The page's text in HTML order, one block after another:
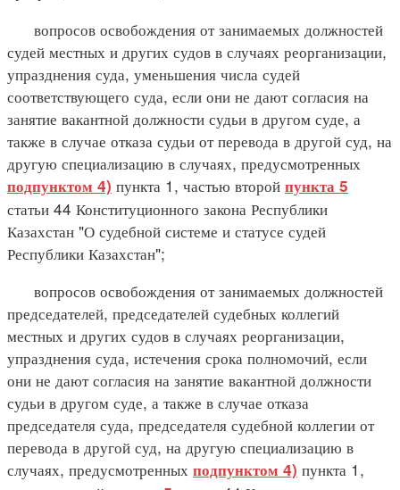
вопросов освобождения от занимаемых должностей
судей местных и других судов в случаях реорганизации,
упразднения суда, уменьшения числа судей
соответствующего суда, если они не дают согласия на
занятие вакантной должности судьи в другом суде, а
также в случае отказа судьи от перевода в другой суд, на
другую специализацию в случаях, предусмотренных
подпунктом 4) пункта 1, частью второй пункта 5
статьи 44 Конституционного закона Республики
Казахстан "О судебной системе и статусе судей
Республики Казахстан";
вопросов освобождения от занимаемых должностей
председателей, председателей судебных коллегий
местных и других судов в случаях реорганизации,
упразднения суда, истечения срока полномочий, если
они не дают согласия на занятие вакантной должности
судьи в другом суде, а также в случае отказа
председателя суда, председателя судебной коллегии от
перевода в другой суд, на другую специализацию в
случаях, предусмотренных подпунктом 4) пункта 1,